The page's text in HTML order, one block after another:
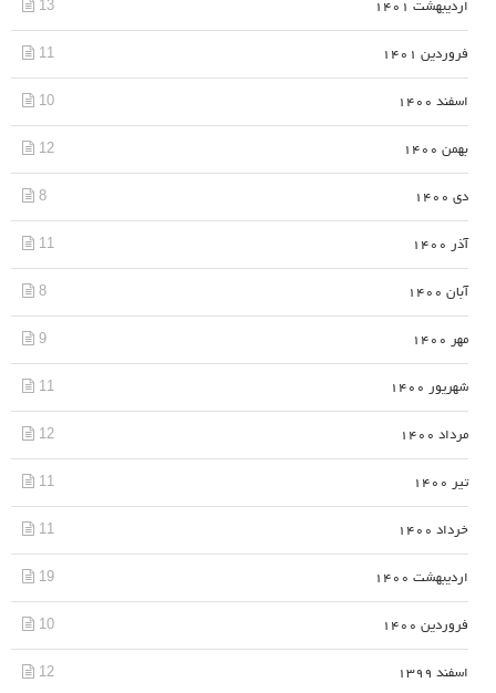
اردیبهشت 1401 13
فروردین 1401 11
اسفند 1400 10
بهمن 1400 12
دی 1400 8
آذر 1400 11
آبان 1400 8
مهر 1400 9
شهریور 1400 11
مرداد 1400 12
تیر 1400 11
خرداد 1400 11
اردیبهشت 1400 19
فروردین 1400 10
اسفند 1399 12